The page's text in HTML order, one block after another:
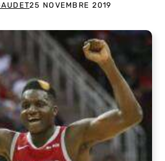
25 NOVEMBRE 2019